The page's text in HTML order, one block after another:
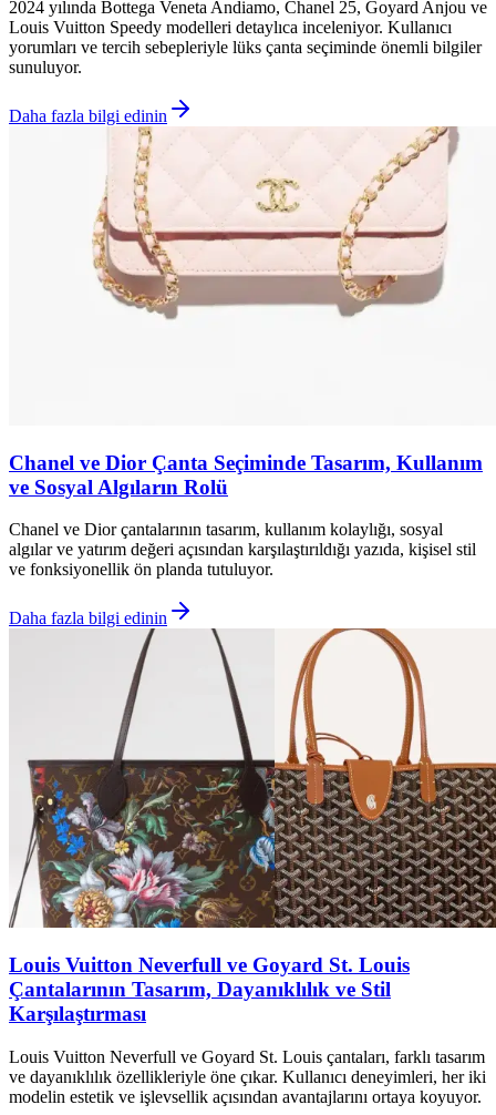
2024 yılında Bottega Veneta Andiamo, Chanel 25, Goyard Anjou ve
Louis Vuitton Speedy modelleri detaylıca inceleniyor. Kullanıcı
yorumları ve tercih sebepleriyle lüks çanta seçiminde önemli bilgiler
sunuluyor.
Daha fazla bilgi edinin
Chanel ve Dior Çanta Seçiminde Tasarım, Kullanım
ve Sosyal Algıların Rolü
Chanel ve Dior çantalarının tasarım, kullanım kolaylığı, sosyal
algılar ve yatırım değeri açısından karşılaştırıldığı yazıda, kişisel stil
ve fonksiyonellik ön planda tutuluyor.
Daha fazla bilgi edinin
Louis Vuitton Neverfull ve Goyard St. Louis
Çantalarının Tasarım, Dayanıklılık ve Stil
Karşılaştırması
Louis Vuitton Neverfull ve Goyard St. Louis çantaları, farklı tasarım
ve dayanıklılık özellikleriyle öne çıkar. Kullanıcı deneyimleri, her iki
modelin estetik ve işlevsellik açısından avantajlarını ortaya koyuyor.